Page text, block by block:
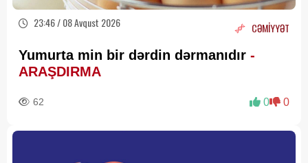
23:46 / 08 Avqust 2026 CƏMİYYƏT
Yumurta min bir dərdin dərmanıdır -
ARAŞDIRMA
62 0 0